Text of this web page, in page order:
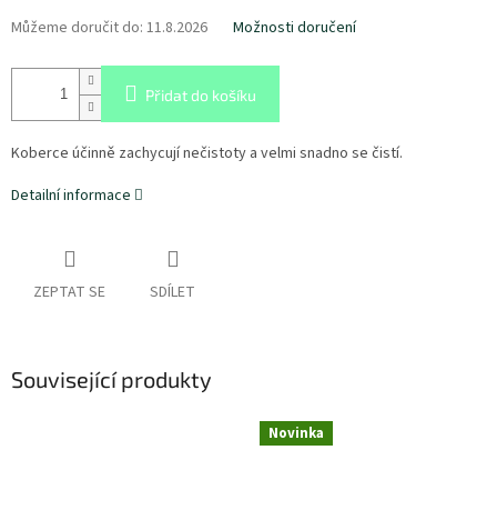
Můžeme doručit do: 11.8.2026 Možnosti doručení
Přidat do košíku
Koberce účinně zachycují nečistoty a velmi snadno se čistí.
Detailní informace
ZEPTAT SE SDÍLET
Související produkty
Novinka